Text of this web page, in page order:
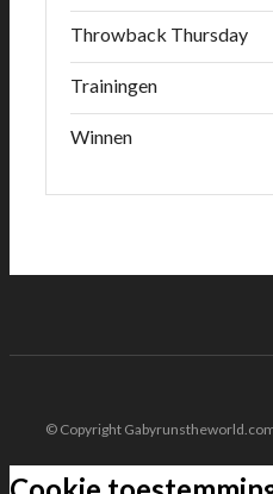
Throwback Thursday
Trainingen
Winnen
© Copyright